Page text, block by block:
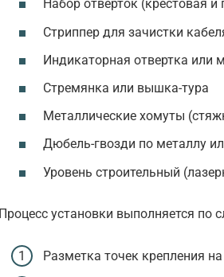
Набор отверток (крестовая и
Стриппер для зачистки
Индикаторная отвертка или
Стремянка или вышка-тура
Металлические хомуты
Дюбель-гвозди по металлу
Уровень строительный
Процесс установки выполняется по
Разметка точек крепления